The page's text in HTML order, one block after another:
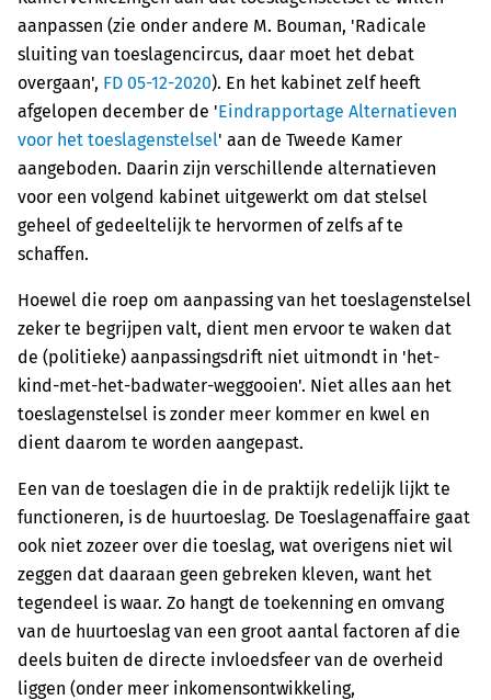
aanpassen (zie onder andere M. Bouman, 'Radicale
sluiting van toeslagencircus, daar moet het debat
overgaan', FD 05-12-2020). En het kabinet zelf heeft
afgelopen december de 'Eindrapportage Alternatieven
voor het toeslagenstelsel' aan de Tweede Kamer
aangeboden. Daarin zijn verschillende alternatieven
voor een volgend kabinet uitgewerkt om dat stelsel
geheel of gedeeltelijk te hervormen of zelfs af te
schaffen.
Hoewel die roep om aanpassing van het toeslagenstelsel
zeker te begrijpen valt, dient men ervoor te waken dat
de (politieke) aanpassingsdrift niet uitmondt in 'het-
kind-met-het-badwater-weggooien'. Niet alles aan het
toeslagenstelsel is zonder meer kommer en kwel en
dient daarom te worden aangepast.
Een van de toeslagen die in de praktijk redelijk lijkt te
functioneren, is de huurtoeslag. De Toeslagenaffaire gaat
ook niet zozeer over die toeslag, wat overigens niet wil
zeggen dat daaraan geen gebreken kleven, want het
tegendeel is waar. Zo hangt de toekenning en omvang
van de huurtoeslag van een groot aantal factoren af die
deels buiten de directe invloedsfeer van de overheid
liggen (onder meer inkomensontwikkeling,